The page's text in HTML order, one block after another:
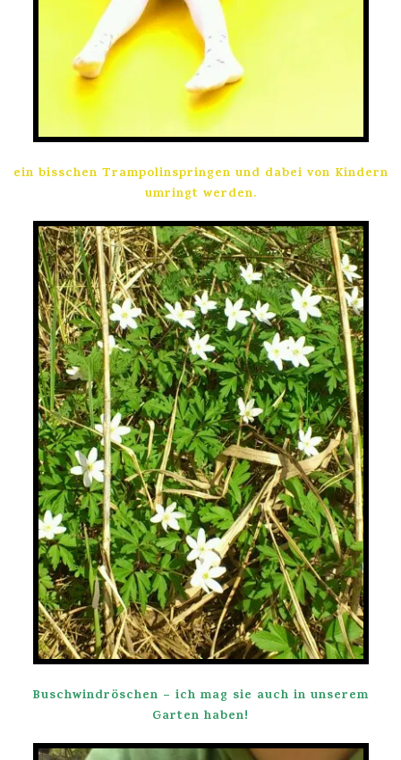
ein bisschen Trampolinspringen und dabei von Kindern
umringt werden.
Buschwindröschen – ich mag sie auch in unserem
Garten haben!